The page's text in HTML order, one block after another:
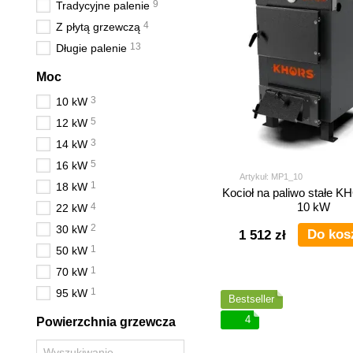
Artykuł: MP1_10
Kocioł na paliwo stałe
10 kW
1 512 zł Do
Bestseller
4
Tradycyjne palenie 9
Z płytą grzewczą 4
Długie palenie 13
Moc
10 kW 3
12 kW 5
14 kW 3
16 kW 5
18 kW 1
22 kW 4
30 kW 2
50 kW 1
70 kW 1
95 kW 1
Powierzchnia grzewcza